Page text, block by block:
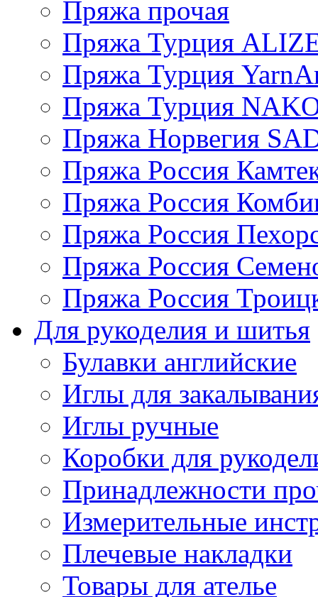
Пряжа прочая
Пряжа Турция
Пряжа Турция
Пряжа Турция
Пряжа Норвегия
Пряжа Россия
Пряжа Россия
Пряжа Россия
Пряжа Россия
Пряжа Россия
Для рукоделия и шитья
Булавки английские
Иглы для
Иглы ручные
Коробки для
Принадлежности
Измерительные
Плечевые накладки
Товары для ателье